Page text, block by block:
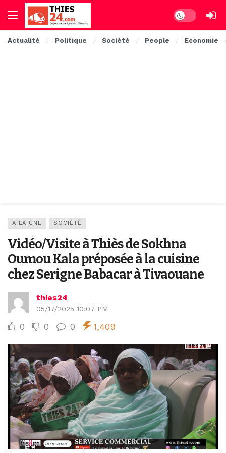
Dark mode
Actualité Politique Société People Economie
A LA UNE SOCIÉTÉ
Vidéo/Visite à Thiès de Sokhna
Oumou Kala préposée à la cuisine
chez Serigne Babacar à Tivaouane
thies24
05/17/2025 10:07 PM
0 0 0 1,409